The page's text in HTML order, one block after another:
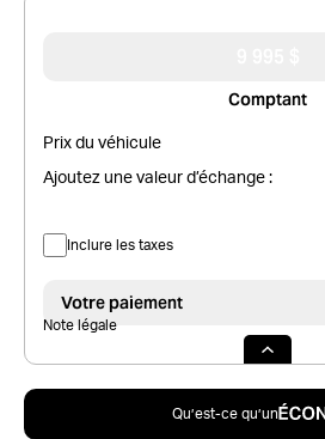
Comptant
Prix du véhicule
Ajoutez une valeur d’échange :
Inclure les taxes
Votre paiement
Note légale
Qu’est-ce qu’un